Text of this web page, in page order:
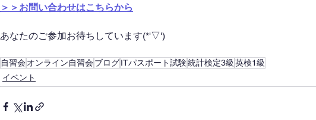
＞＞お問い合わせはこちらから
あなたのご参加お待ちしています(*'▽')
自習会オンライン自習会ブログITパスポート試験統計検定3級 英検1級
イベント